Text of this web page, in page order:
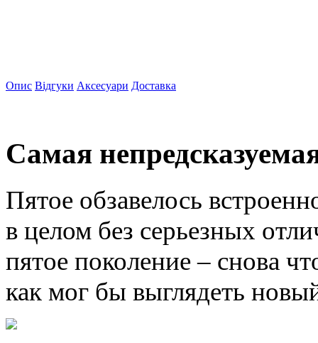
Опис Відгуки Аксесуари Доставка
Самая
Пятое обзавелось
в целом без серьезных
пятое поколение – снова
как мог бы выглядеть